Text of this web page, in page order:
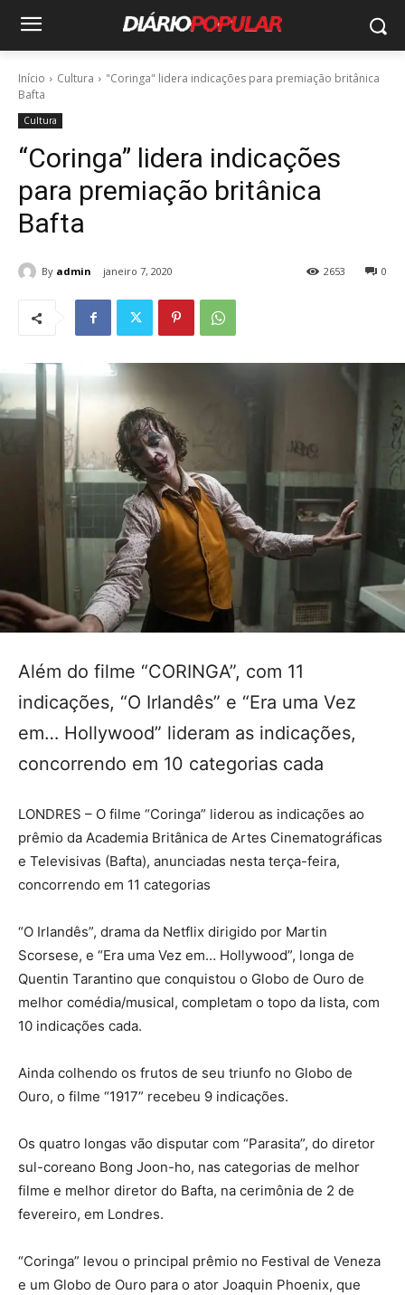
Início Cultura
"Coringa" lidera indicações para premiação britânica
Bafta
Cultura
“Coringa” lidera indicações
para premiação britânica
Bafta
By admin janeiro 7, 2020 0
2653
Além do filme “CORINGA”, com 11
indicações, “O Irlandês” e “Era uma Vez
em… Hollywood” lideram as indicações,
concorrendo em 10 categorias cada
LONDRES – O filme “Coringa” liderou as indicações ao
prêmio da Academia Britânica de Artes Cinematográficas
e Televisivas (Bafta), anunciadas nesta terça-feira,
concorrendo em 11 categorias
“O Irlandês”, drama da Netflix dirigido por Martin
Scorsese, e “Era uma Vez em… Hollywood”, longa de
Quentin Tarantino que conquistou o Globo de Ouro de
melhor comédia/musical, completam o topo da lista, com
10 indicações cada.
Ainda colhendo os frutos de seu triunfo no Globo de
Ouro, o filme “1917” recebeu 9 indicações.
Os quatro longas vão disputar com “Parasita”, do diretor
sul-coreano Bong Joon-ho, nas categorias de melhor
filme e melhor diretor do Bafta, na cerimônia de 2 de
fevereiro, em Londres.
“Coringa” levou o principal prêmio no Festival de Veneza
e um Globo de Ouro para o ator Joaquin Phoenix, que